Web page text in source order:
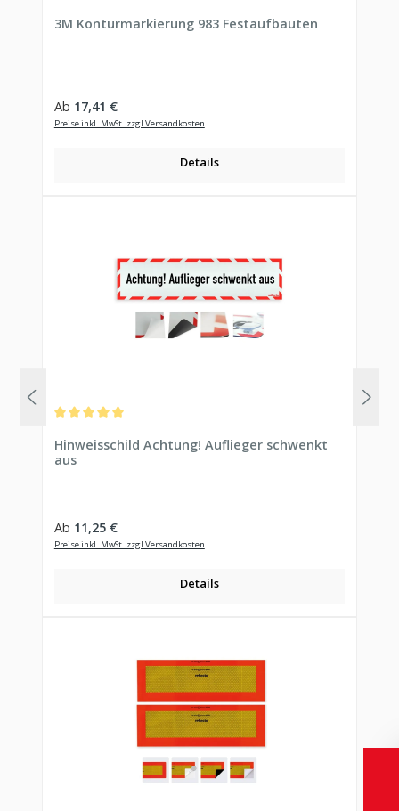
3M Konturmarkierung 983 Festaufbauten
Regulärer Preis:
Ab 17,41 €
Preise inkl. MwSt. zzgl Versandkosten
Details
Hinweisschild Achtung! Auflieger schwenkt
aus
Regulärer Preis:
Ab 11,25 €
Preise inkl. MwSt. zzgl Versandkosten
Details